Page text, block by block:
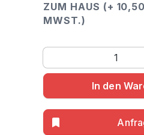
ZUM HAUS (+
MWST.)
Produkt Anzahl: Gib
In den